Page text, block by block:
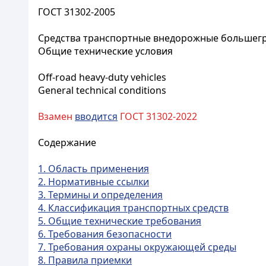
ГОСТ 31302-2005
Средства транспортные внедорожные
Общие технические условия
Off-road heavy-duty vehicles
General technical conditions
Взамен вводится ГОСТ 31302-2022
Содержание
1. Область применения
2. Нормативные ссылки
3. Термины и определения
4. Классификация транспортных средств
5. Общие технические требования
6. Требования безопасности
7. Требования охраны окружающей среды
8. Правила приемки